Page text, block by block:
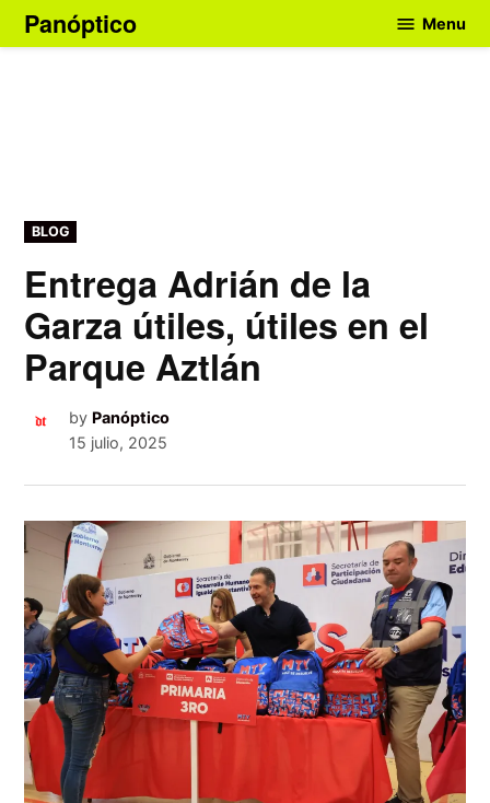
Skip
to
Panóptico Menu
POSTED
IN
BLOG
Entrega Adrián de la
Garza útiles, útiles en el
Parque Aztlán
by Panóptico
15 julio, 2025